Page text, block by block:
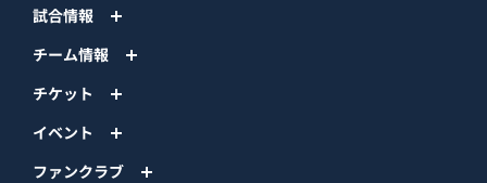
試合情報
チーム情報
チケット
イベント
ファンクラブ